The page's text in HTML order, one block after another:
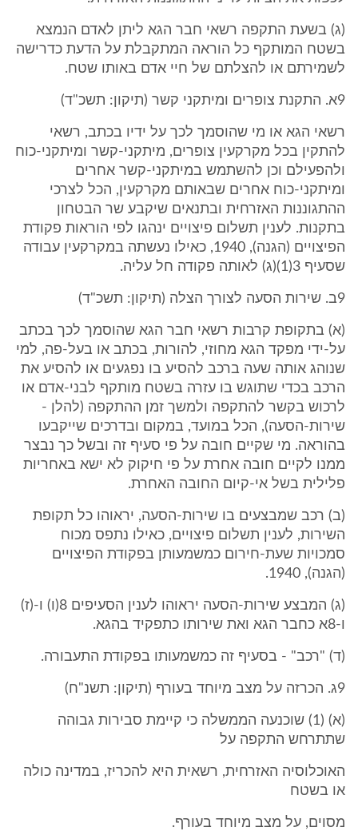
(ג) בשעת התקפה רשאי חבר הגא ליתן לאדם הנמצא
בשטח המותקף כל הוראה המתקבלת על הדעת כדרישה
לשמירתם או להצלתם של חיי אדם באותו שטח.
9א. התקנת צופרים ומיתקני קשר (תיקון: תשכ"ד)
רשאי הגא או מי שהוסמך לכך על ידיו בכתב, רשאי
להתקין בכל מקרקעין צופרים, מיתקני-קשר ומיתקני-כוח
ולהפעילם וכן להשתמש במיתקני-קשר אחרים
ומיתקני-כוח אחרים שבאותם מקרקעין, הכל לצרכי
ההתגוננות האזרחית ובתנאים שיקבע שר הבטחון
בתקנות. לענין תשלום פיצויים ינהגו לפי הוראות פקודת
הפיצויים (הגנה), 1940, כאילו נעשתה במקרקעין עבודה
שסעיף 3(1)(ג) לאותה פקודה חל עליה.
9ב. שירות הסעה לצורך הצלה (תיקון: תשכ"ד)
(א) בתקופת קרבות רשאי חבר הגא שהוסמך לכך בכתב
על-ידי מפקד הגא מחוזי, להורות, בכתב או בעל-פה, למי
שנוהג אותה שעה ברכב להסיע בו נפגעים או להסיע את
הרכב בכדי שתוגש בו עזרה בשטח מותקף לבני-אדם או
לרכוש בקשר להתקפה ולמשך זמן ההתקפה (להלן -
שירות-הסעה), הכל במועד, במקום ובדרכים שייקבעו
בהוראה. מי שקיים חובה על פי סעיף זה ובשל כך נבצר
ממנו לקיים חובה אחרת על פי חיקוק לא ישא באחריות
פלילית בשל אי-קיום החובה האחרת.
(ב) רכב שמבצעים בו שירות-הסעה, יראוהו כל תקופת
השירות, לענין תשלום פיצויים, כאילו נתפס מכוח
סמכויות שעת-חירום כמשמעותן בפקודת הפיצויים
(הגנה), 1940.
(ג) המבצע שירות-הסעה יראוהו לענין הסעיפים 8(ו) ו-(ז)
ו-8א כחבר הגא ואת שירותו כתפקיד בהגא.
(ד) "רכב" - בסעיף זה כמשמעותו בפקודת התעבורה.
9ג. הכרזה על מצב מיוחד בעורף (תיקון: תשנ"ח)
(א) (1) שוכנעה הממשלה כי קיימת סבירות גבוהה
שתתרחש התקפה על
האוכלוסיה האזרחית, רשאית היא להכריז, במדינה כולה
או בשטח
מסוים, על מצב מיוחד בעורף.